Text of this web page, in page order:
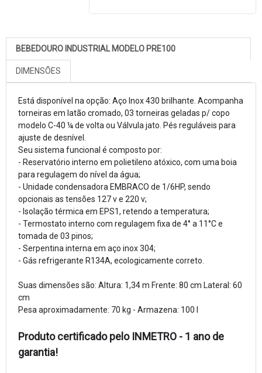
BEBEDOURO INDUSTRIAL MODELO PRE100
DIMENSÕES
Está disponível na opção: Aço Inox 430 brilhante. Acompanha
torneiras em latão cromado, 03 torneiras geladas p/ copo
modelo C-40 ¼ de volta ou Válvula jato. Pés reguláveis para
ajuste de desnível.
Seu sistema funcional é composto por:
- Reservatório interno em polietileno atóxico, com uma boia
para regulagem do nível da água;
- Unidade condensadora EMBRACO de 1/6HP, sendo
opcionais as tensões 127 v e 220 v;
- Isolação térmica em EPS1, retendo a temperatura;
- Termostato interno com regulagem fixa de 4° a 11°C e
tomada de 03 pinos;
- Serpentina interna em aço inox 304;
- Gás refrigerante R134A, ecologicamente correto.
Suas dimensões são: Altura: 1,34 m Frente: 80 cm Lateral: 60
cm
Pesa aproximadamente: 70 kg - Armazena: 100 l
Produto certificado pelo INMETRO - 1 ano de
garantia!